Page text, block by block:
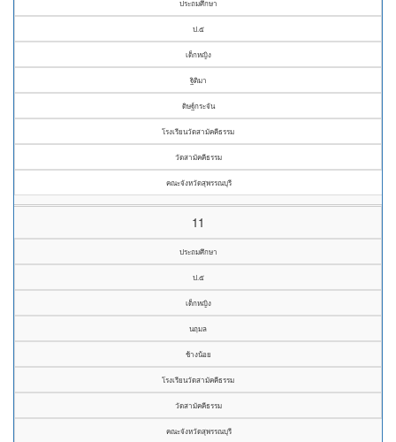
ประถมศึกษา
ป.๕
เด็กหญิง
ฐิติมา
ดิษฐ์กระจัน
โรงเรียนวัดสามัคคีธรรม
วัดสามัคคีธรรม
คณะจังหวัดสุพรรณบุรี
11
ประถมศึกษา
ป.๕
เด็กหญิง
นฤมล
ช้างน้อย
โรงเรียนวัดสามัคคีธรรม
วัดสามัคคีธรรม
คณะจังหวัดสุพรรณบุรี